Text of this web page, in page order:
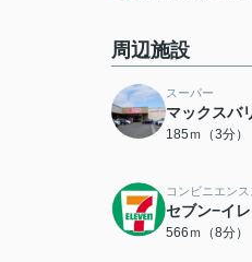
周辺施設
スーパー
マックスバ
185ｍ（3分）
コンビニエン
セブン−イ
566ｍ（8分）